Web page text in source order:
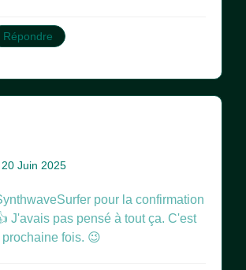
Répondre
20 Juin 2025
pour la confirmation
J'avais pas pensé à tout ça. C'est
fois. 😉